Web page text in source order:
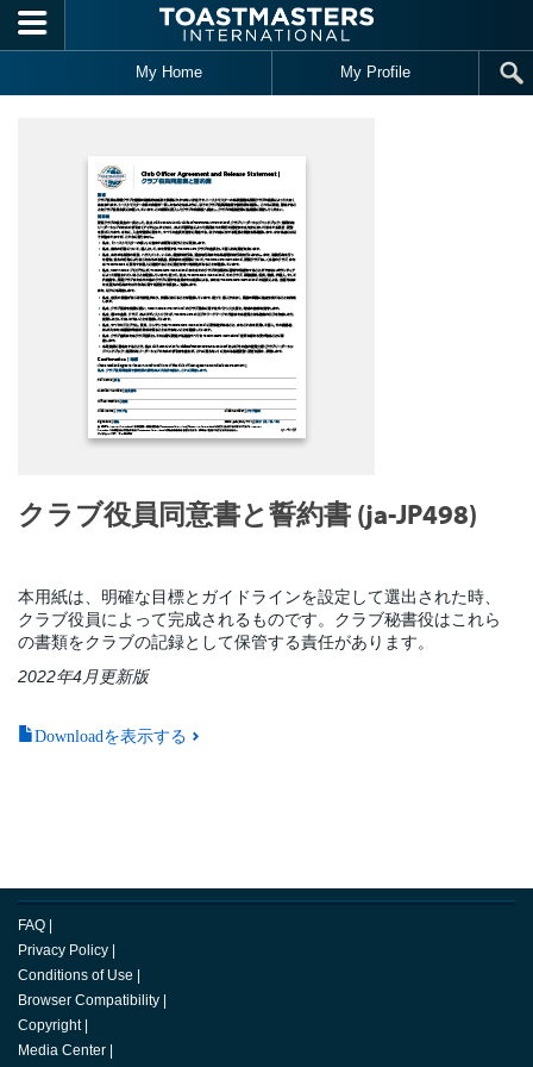
Skip to main content
My Home My Profile
クラブ役員同意書と誓約書 (ja-JP498)
本用紙は、明確な目標とガイドラインを設定して選出された時、
クラブ役員によって完成されるものです。クラブ秘書役はこれら
の書類をクラブの記録として保管する責任があります。
2022年4月更新版
Downloadを表示する
FAQ
Privacy Policy
Conditions of Use
Browser Compatibility
Copyright
Media Center